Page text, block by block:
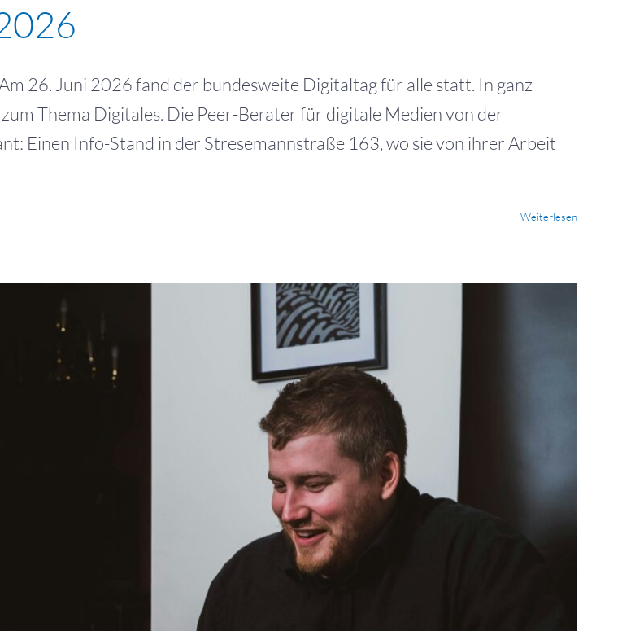
26. Juni 2026 fand der bundesweite Digitaltag für alle statt. In ganz
Thema Digitales. Die Peer-Berater für digitale Medien von der
Einen Info-Stand in der Stresemannstraße 163, wo sie von ihrer Arbeit
Weiterlesen